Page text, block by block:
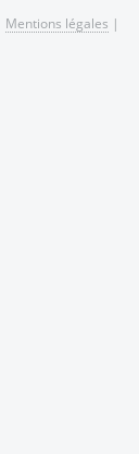
Mentions légales |